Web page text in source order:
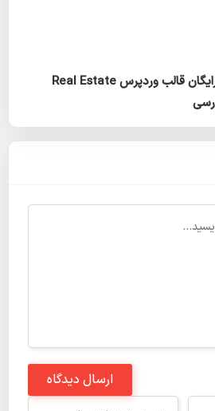
دانلود رایگان قالب وردپرس Real Estate
ارسال دیدگاه